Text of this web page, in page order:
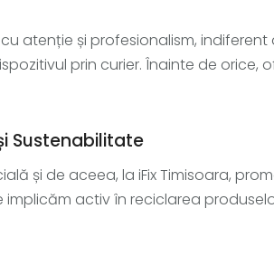
atenție și profesionalism,
prin curier. Înainte de
Sustenabilitate
și de aceea, la iFix Timisoara,
implicăm activ în reciclarea